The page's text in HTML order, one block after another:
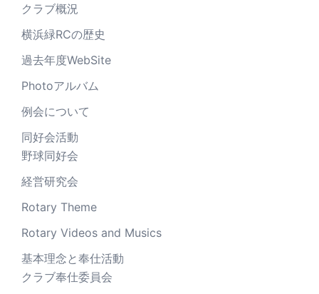
クラブ概況
横浜緑RCの歴史
過去年度WebSite
Photoアルバム
例会について
同好会活動
野球同好会
経営研究会
Rotary Theme
Rotary Videos and Musics
基本理念と奉仕活動
クラブ奉仕委員会